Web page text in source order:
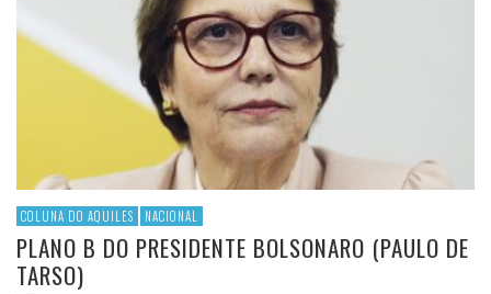
COLUNA DO AQUILES NACIONAL
PLANO B DO PRESIDENTE BOLSONARO (PAULO DE
TARSO)